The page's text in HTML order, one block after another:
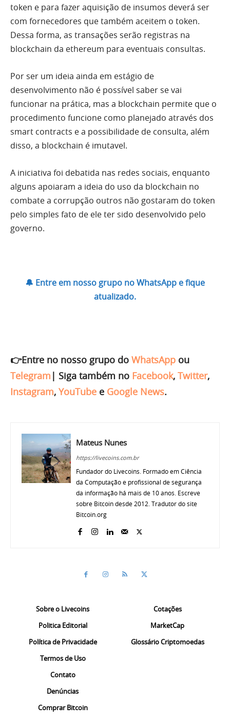
token e para fazer aquisição de insumos deverá ser
com fornecedores que também aceitem o token.
Dessa forma, as transações serão registras na
blockchain da ethereum para eventuais consultas.
Por ser um ideia ainda em estágio de
desenvolvimento não é possível saber se vai
funcionar na prática, mas a blockchain permite que o
procedimento funcione como planejado através dos
smart contracts e a possibilidade de consulta, além
disso, a blockchain é imutavel.
A iniciativa foi debatida nas redes sociais, enquanto
alguns apoiaram a ideia do uso da blockchain no
combate a corrupção outros não gostaram do token
pelo simples fato de ele ter sido desenvolvido pelo
governo.
🔔 Entre em nosso grupo no WhatsApp e fique
atualizado.
👉Entre no nosso grupo do WhatsApp ou
Telegram | Siga também no Facebook, Twitter,
Instagram, YouTube e Google News.
Mateus Nunes
https://livecoins.com.br
Fundador do Livecoins. Formado em Ciência
da Computação e profissional de segurança
da informação há mais de 10 anos. Escreve
sobre Bitcoin desde 2012. Tradutor do site
Bitcoin.org
Sobre o Livecoins
Politica Editorial
Política de Privacidade
Termos de Uso
Contato
Denúncias
Comprar Bitcoin
Cotações
MarketCap
Glossário Criptomoedas